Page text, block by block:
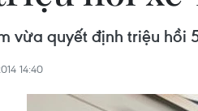
vừa quyết định triệu hồi
14:40